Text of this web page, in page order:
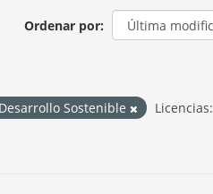
Ordenar por
Sostenible
Licencias: